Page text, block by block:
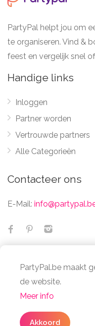
PartyPal helpt jou om
te organiseren. Vind &
feest en vergelijk snel
Handige links
Inloggen
Partner worden
Vertrouwde partners
Alle Categorieën
Contacteer ons
E-Mail:
© Partypal 2026
Algemene
Geen
offerte in
PartyPal.be maakt
de website.
Meer info
Akkoord